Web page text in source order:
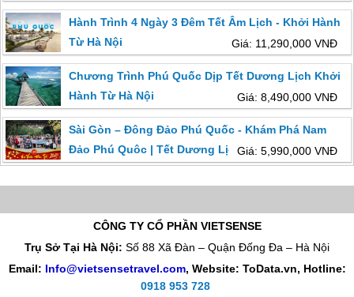
Hành Trình 4 Ngày 3 Đêm Tết Âm Lịch - Khởi Hành
Từ Hà Nội
Giá: 11,290,000 VNĐ
Chương Trình Phú Quốc Dịp Tết Dương Lịch Khởi
Hành Từ Hà Nội
Giá: 8,490,000 VNĐ
Sài Gòn – Đông Đảo Phú Quốc - Khám Phá Nam
Đảo Phú Quôc | Tết Dương LịchGiá: 5,990,000 VNĐ
CÔNG TY CỔ PHẦN VIETSENSE
Trụ Sở Tại Hà Nội: Số 88 Xã Đàn – Quận Đống Đa – Hà Nội
Email: Info@vietsensetravel.com, Website: ToData.vn, Hotline:
0918 953 728